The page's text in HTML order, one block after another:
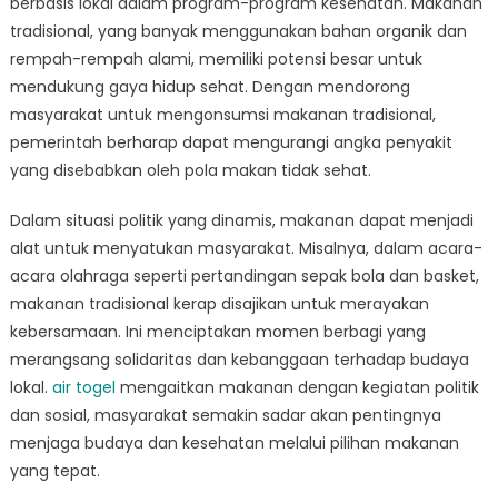
tradisional, yang banyak menggunakan bahan organik dan
rempah-rempah alami, memiliki potensi besar untuk
mendukung gaya hidup sehat. Dengan mendorong
masyarakat untuk mengonsumsi makanan tradisional,
pemerintah berharap dapat mengurangi angka penyakit
yang disebabkan oleh pola makan tidak sehat.
Dalam situasi politik yang dinamis, makanan dapat menjadi
alat untuk menyatukan masyarakat. Misalnya, dalam acara-
acara olahraga seperti pertandingan sepak bola dan basket,
makanan tradisional kerap disajikan untuk merayakan
kebersamaan. Ini menciptakan momen berbagi yang
merangsang solidaritas dan kebanggaan terhadap budaya
lokal. air togel mengaitkan makanan dengan kegiatan politik
dan sosial, masyarakat semakin sadar akan pentingnya
menjaga budaya dan kesehatan melalui pilihan makanan
yang tepat.